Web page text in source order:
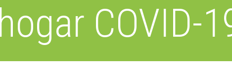
COVID-